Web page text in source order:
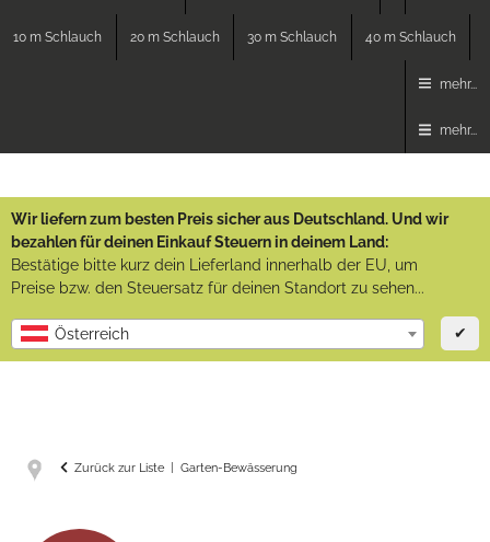
10 m Schlauch 20 m Schlauch 30 m Schlauch 40 m Schlauch
mehr...
mehr...
Wir liefern zum besten Preis sicher aus Deutschland. Und wir
bezahlen für deinen Einkauf Steuern in deinem Land:
Bestätige bitte kurz dein Lieferland innerhalb der EU, um
Preise bzw. den Steuersatz für deinen Standort zu sehen...
Österreich ✔
Zurück zur Liste Garten-Bewässerung